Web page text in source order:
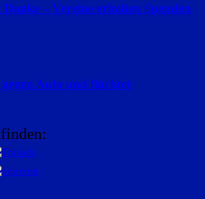
– Vereine erhalten Spenden
Auto und flüchtet